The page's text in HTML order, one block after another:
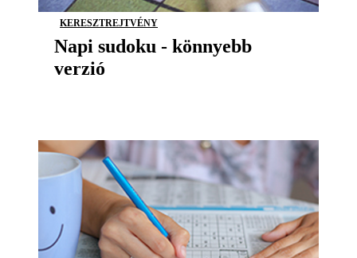
KERESZTREJTVÉNY
Napi sudoku - könnyebb
verzió